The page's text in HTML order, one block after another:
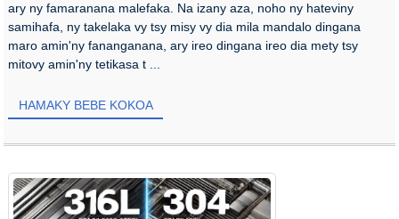
ary ny famaranana malefaka. Na izany aza, noho ny hateviny
samihafa, ny takelaka vy tsy misy vy dia mila mandalo dingana
maro amin'ny fananganana, ary ireo dingana ireo dia mety tsy
mitovy amin'ny tetikasa t ...
HAMAKY BEBE KOKOA